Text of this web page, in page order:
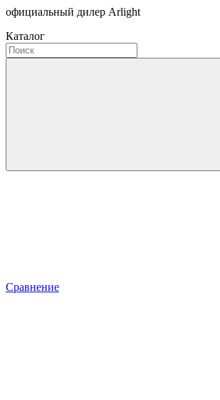
официальный дилер Arlight
Каталог
Сравнение